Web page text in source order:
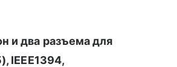
и два разъема для
IEEE1394,